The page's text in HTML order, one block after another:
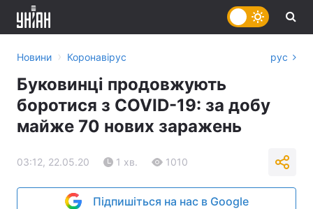
Новини › Коронавірус рус
Буковинці продовжують
боротися з COVID-19: за добу
майже 70 нових заражень
03:12, 22.05.20 1 хв. 1010
Підпишіться на нас в Google